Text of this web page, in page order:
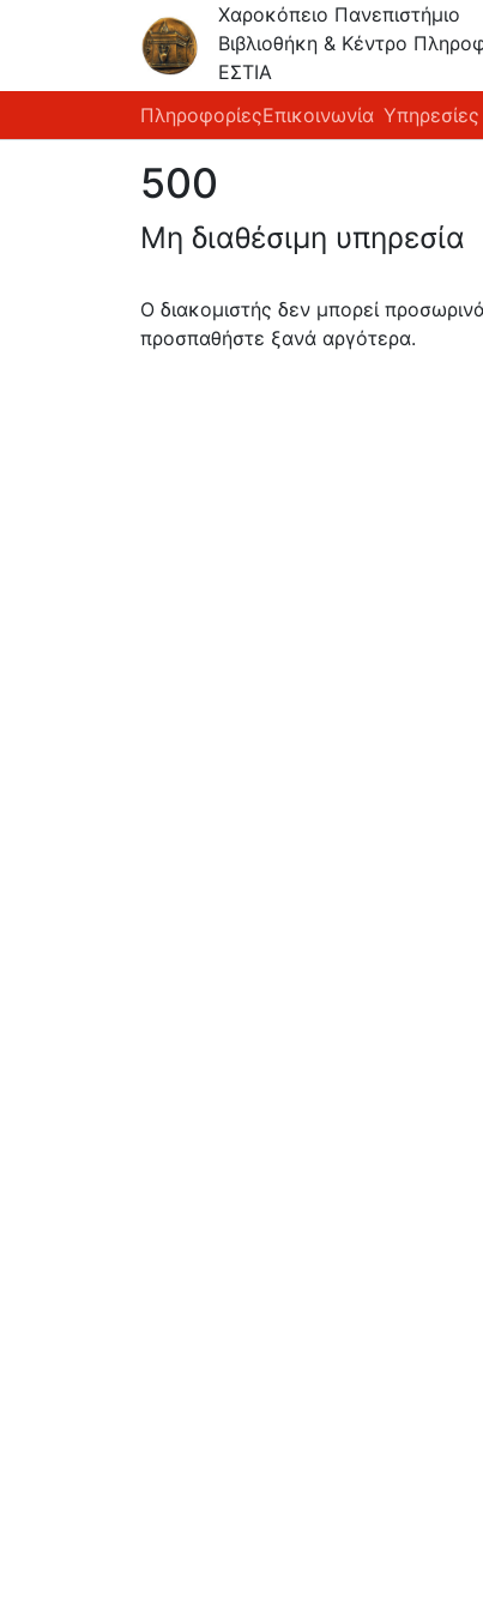
Χαροκόπειο Πανεπιστήμιο
Βιβλιοθήκη & Κέντρο
ΕΣΤΙΑ
ΠληροφορίεςΕπικοινωνία
500
Μη διαθέσιμη υπηρεσία
Ο διακομιστής δεν μπορεί
προσπαθήστε ξανά αργότερα.